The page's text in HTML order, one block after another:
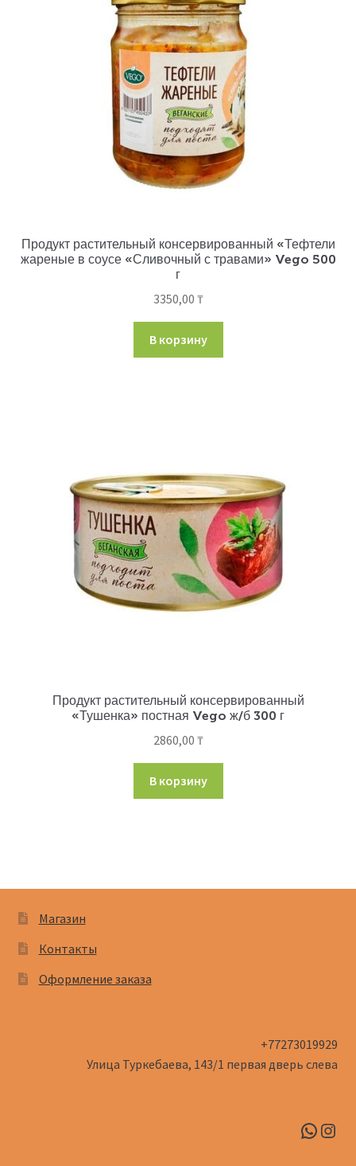
Продукт растительный консервированный «Тефтели
жареные в соусе «Сливочный с травами» Vego 500
г
3350,00 ₸
В корзину
Продукт растительный консервированный
«Тушенка» постная Vego ж/б 300 г
2860,00 ₸
В корзину
Магазин
Контакты
Оформление заказа
+77273019929
Улица Туркебаева, 143/1​ первая дверь слева